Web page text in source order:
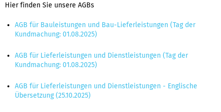
Hier finden Sie unsere AGBs
AGB für Bauleistungen und Bau-Lieferleistungen (Tag der
Kundmachung: 01.08.2025)
AGB für Lieferleistungen und Dienstleistungen (Tag der
Kundmachung: 01.08.2025)
AGB für Lieferleistungen und Dienstleistungen - Englische
Übersetzung (25.10.2025)